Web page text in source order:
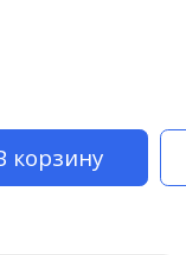
корзину